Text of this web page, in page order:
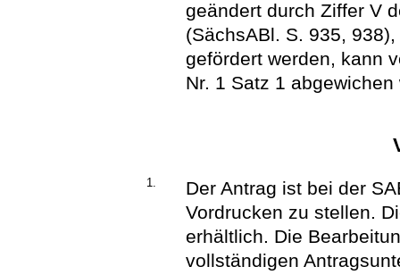
geändert durch Ziffer V
(SächsABl. S. 935,
gefördert werden, kann
Nr. 1 Satz 1 abgewichen
1.
Der Antrag ist bei der
Vordrucken zu stellen.
erhältlich. Die
vollständigen